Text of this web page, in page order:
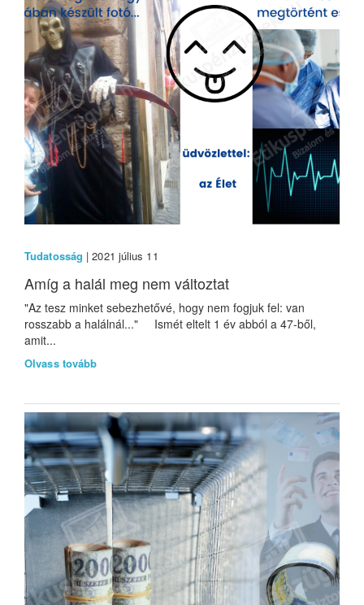
Tudatosság | 2021 július 11
Amíg a halál meg nem változtat
"Az tesz minket sebezhetővé, hogy nem fogjuk fel: van
rosszabb a halálnál..." Ismét eltelt 1 év abból a 47-ből,
amit...
Olvass tovább